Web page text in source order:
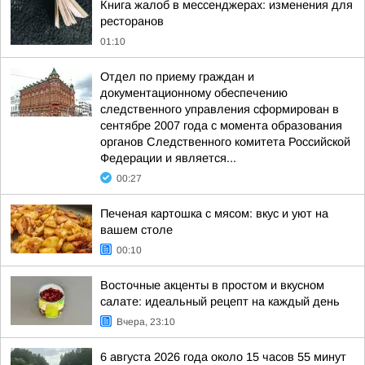
Книга жалоб в мессенджерах: изменения для
ресторанов
01:10
Отдел по приему граждан и
документационному обеспечению
следственного управления сформирован в
сентябре 2007 года с момента образования
органов Следственного комитета Российской
Федерации и является...
00:27
Печеная картошка с мясом: вкус и уют на
вашем столе
00:10
Восточные акценты в простом и вкусном
салате: идеальный рецепт на каждый день
Вчера, 23:10
6 августа 2026 года около 15 часов 55 минут